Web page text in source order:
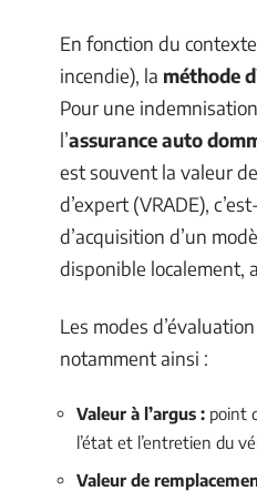
En fonction du
incendie), la méthode
Pour une
l’assurance auto
est souvent la valeur
d’expert (VRADE),
d’acquisition d’un
disponible localement,
Les modes
notamment ainsi :
Valeur à l’argus : point
l’état et l’entretien du
Valeur de